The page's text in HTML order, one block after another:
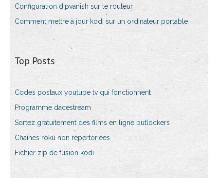
Configuration dipvanish sur le routeur
Comment mettre à jour kodi sur un ordinateur portable
Top Posts
Codes postaux youtube tv qui fonctionnent
Programme dacestream
Sortez gratuitement des films en ligne putlockers
Chaînes roku non répertoriées
Fichier zip de fusion kodi